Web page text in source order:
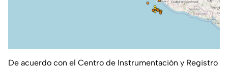
De acuerdo con el Centro de Instrumentación y Registro